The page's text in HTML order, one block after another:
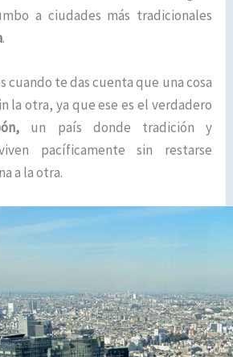
a ciudades más tradicionales
.
cuando te das cuenta que una cosa
la otra, ya que ese es el verdadero
un país donde tradición y
pacíficamente sin restarse
a la otra.